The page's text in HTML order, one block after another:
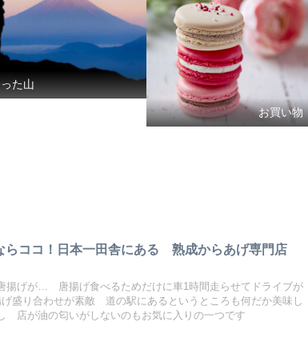
た山
お買い物
らココ！日本一田舎にある 熟成からあげ専門店
揚げが… 唐揚げ食べるためだけに車1時間走らせてドライブが
盛り合わせが素敵 道の駅にあるというところも何だか美味し
店が油の匂いがしないのもお気に入りの一つです